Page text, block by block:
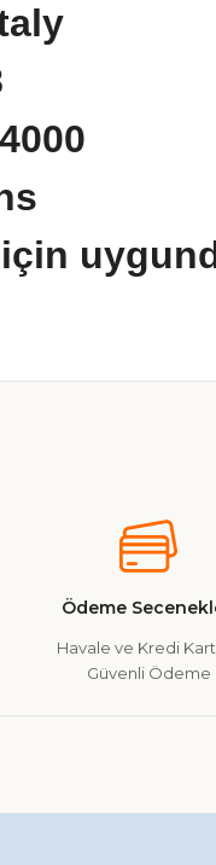
için
Ödeme
Havale ve Kredi
Güvenli Ödeme